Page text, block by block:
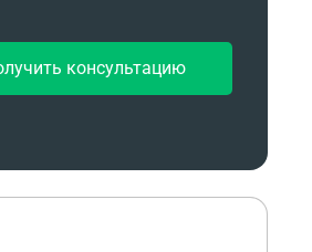
консультацию